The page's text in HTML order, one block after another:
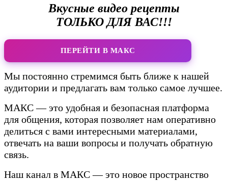
Вкусные видео рецепты
ТОЛЬКО ДЛЯ ВАС!!!
ПЕРЕЙТИ В МАКС
Мы постоянно стремимся быть ближе к нашей
аудитории и предлагать вам только самое лучшее.
МАКС — это удобная и безопасная платформа
для общения, которая позволяет нам оперативно
делиться с вами интересными материалами,
отвечать на ваши вопросы и получать обратную
связь.
Наш канал в МАКС — это новое пространство